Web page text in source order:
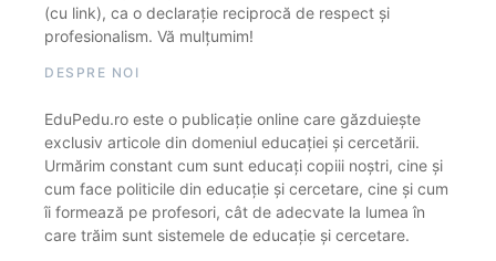
(cu link), ca o declarație reciprocă de respect și
profesionalism. Vă mulțumim!
DESPRE NOI
EduPedu.ro este o publicație online care găzduiește
exclusiv articole din domeniul educației și cercetării.
Urmărim constant cum sunt educați copiii noștri, cine și
cum face politicile din educație și cercetare, cine și cum
îi formează pe profesori, cât de adecvate la lumea în
care trăim sunt sistemele de educație și cercetare.